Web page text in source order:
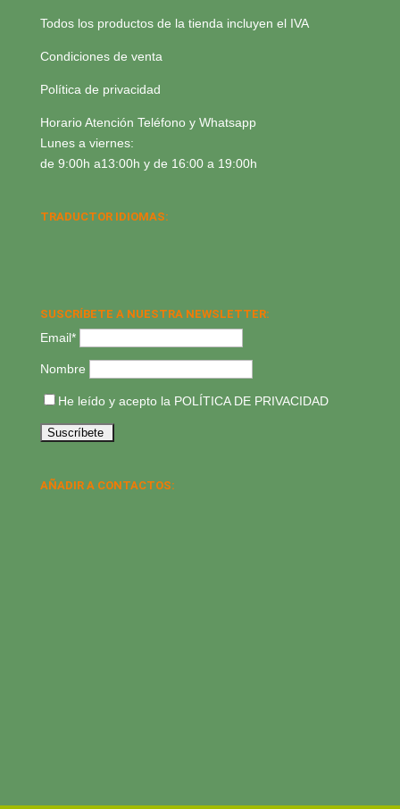
Todos los productos de la tienda incluyen el IVA
Condiciones de venta
Política de privacidad
Horario Atención Teléfono y Whatsapp
Lunes a viernes:
de 9:00h a13:00h y de 16:00 a 19:00h
TRADUCTOR IDIOMAS:
SUSCRÍBETE A NUESTRA NEWSLETTER:
Email*
Nombre
He leído y acepto la POLÍTICA DE PRIVACIDAD
AÑADIR A CONTACTOS: